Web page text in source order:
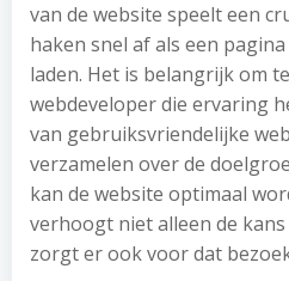
van de website speelt een
haken snel af als een
laden. Het is belangrijk om
webdeveloper die ervaring
van gebruiksvriendelijke
verzamelen over de
kan de website optimaal
verhoogt niet alleen de
zorgt er ook voor dat